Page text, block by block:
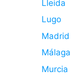
Lleida
Lugo
Madrid
Málaga
Murcia